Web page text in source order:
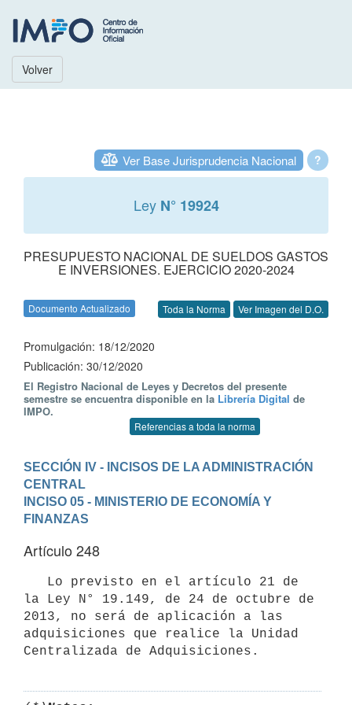
Volver
?
Ver Base Jurisprudencia Nacional
Ley N° 19924
PRESUPUESTO NACIONAL DE SUELDOS GASTOS
E INVERSIONES. EJERCICIO 2020-2024
Documento Actualizado Toda la Norma Ver Imagen del D.O.
Promulgación: 18/12/2020
Publicación: 30/12/2020
El Registro Nacional de Leyes y Decretos del presente
semestre se encuentra disponible en la Librería Digital de
IMPO.
Referencias a toda la norma
SECCIÓN IV - INCISOS DE LA ADMINISTRACIÓN
CENTRAL
INCISO 05 - MINISTERIO DE ECONOMÍA Y
FINANZAS
Artículo 248
la Ley N° 19.149, de 24 de octubre de
2013, no será de aplicación a las
adquisiciones que realice la Unidad